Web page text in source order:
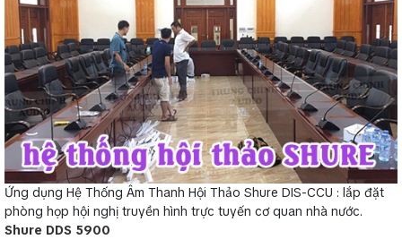
Ứng dụng Hệ Thống Âm Thanh Hội Thảo Shure DIS-CCU : lắp đặt
phòng họp hội nghị truyền hình trực tuyến cơ quan nhà nước.
Shure DDS 5900